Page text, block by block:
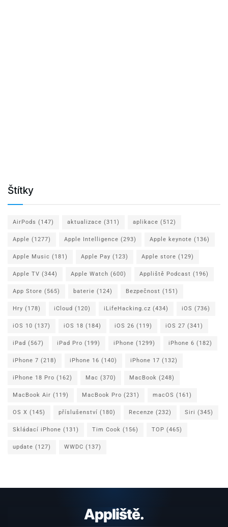
Štítky
AirPods (147) aktualizace (311) aplikace (512)
Apple (1277) Apple Intelligence (293) Apple keynote (136)
Apple Music (181) Apple Pay (123) Apple store (129)
Apple TV (344) Apple Watch (600) Appliště Podcast (196)
App Store (565) baterie (124) Bezpečnost (151)
Hry (178) iCloud (120) iLifeHacking.cz (434) iOS (736)
iOS 10 (137) iOS 18 (184) iOS 26 (119) iOS 27 (341)
iPad (567) iPad Pro (199) iPhone (1299) iPhone 6 (182)
iPhone 7 (218) iPhone 16 (140) iPhone 17 (132)
iPhone 18 Pro (162) Mac (370) MacBook (248)
MacBook Air (119) MacBook Pro (231) macOS (161)
OS X (145) příslušenství (180) Recenze (232) Siri (345)
Skládací iPhone (131) Tim Cook (156) TOP (465)
update (127) WWDC (137)